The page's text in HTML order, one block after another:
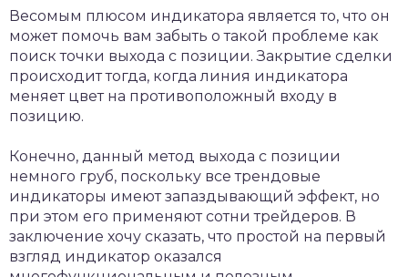
Весомым плюсом индикатора является то, что он
может помочь вам забыть о такой проблеме как
поиск точки выхода с позиции. Закрытие сделки
происходит тогда, когда линия индикатора
меняет цвет на противоположный входу в
позицию.
Конечно, данный метод выхода с позиции
немного груб, поскольку все трендовые
индикаторы имеют запаздывающий эффект, но
при этом его применяют сотни трейдеров. В
заключение хочу сказать, что простой на первый
взгляд индикатор оказался